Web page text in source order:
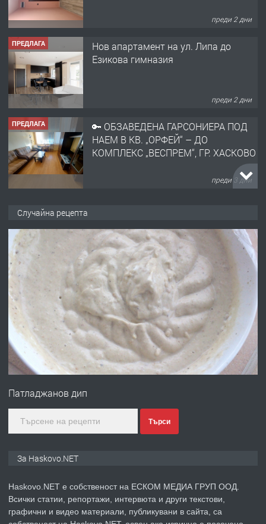
преди 2 дни
ПРЕДЛАГА
Нов апартамент на ул. Липа до
Езикова гимназия
преди 2 дни
ПРЕДЛАГА
🔑 ОБЗАВЕДЕНА ГАРСОНИЕРА ПОД
НАЕМ В КВ. „ОРФЕЙ“ – ДО
КОМПЛЕКС „ВЕСПРЕМ“, ГР. ХАСКОВО
преди 3 дни
АПАРТАМЕНТ В ЦЕНТЪРА НА ГР.
ХАСКОВО
преди 4 дни
Давам гараж под наем
преди 4 дни
ПРЕДЛАГА
№4120 Магазин/Офис под наем в кв.
преди 5 дни
Случайна рецепта
Патладжанов дип
Търси
За Haskovo.NET
Haskovo.NET е собственост на ЕСКОМ МЕДИА ГРУП ООД.
Всички статии, репортажи, интервюта и други текстови,
графични и видео материали, публикувани в сайта, са